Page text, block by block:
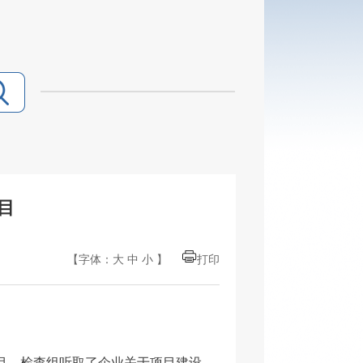
【字体： 大 中 小 】 打印